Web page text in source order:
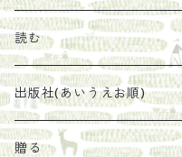
珈琲豆
太山寺珈琲焙煎室
うめぼし
塩
オリーブオイル
エコラップ
石けん
ヘチマたわし
読む
刊行から時間が経ったけれ
贈り物に勧めたい絵本
出版社(あいうえお順)
らくだ舎出帆室
贈る